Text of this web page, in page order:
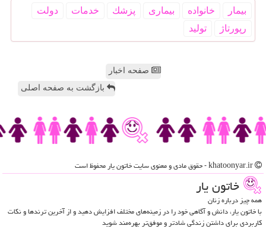
بیمار خانواده بیماری پزشك خدمات
دولت
رپورتاژ
تولید
صفحه اخبار
بازگشت به صفحه اصلی
خاتون یار
همه چیز درباره زنان
با خاتون یار، دانش و آگاهی خود را در زمینه‌های مختلف افزایش دهید و از آخرین ترندها و نکات
کاربردی برای داشتن زندگی شادتر و موفق‌تر بهره‌مند شوید